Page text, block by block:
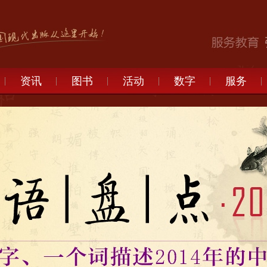
资讯 图书 活动 数字 服务